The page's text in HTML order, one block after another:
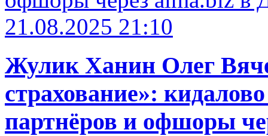
21.08.2025 21:10
Жулик Ханин Олег
страхование»:
партнёров и офшоры